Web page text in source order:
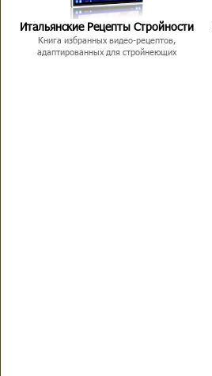
Итальянские Рецепты Стройности
Книга избранных видео-рецептов,
адаптированных для стройнеющих